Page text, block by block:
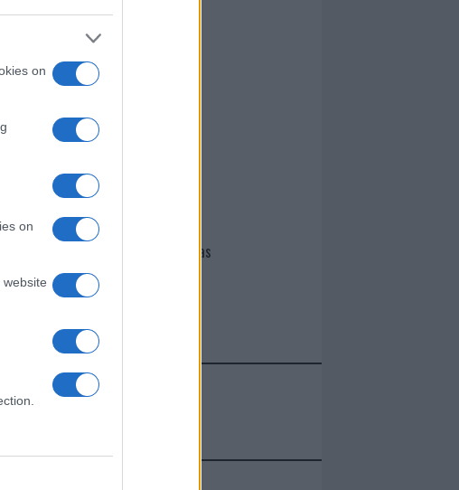
on
on
I nostri cari
I nostri cari
Giovannimaria Cabras